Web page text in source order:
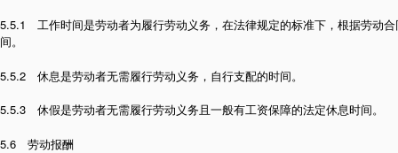
5.5.1 工作时间是劳动者为履行劳动义务，在法律规定的标准下，根据劳动
间。
5.5.2 休息是劳动者无需履行劳动义务，自行支配的时间。
5.5.3 休假是劳动者无需履行劳动义务且一般有工资保障的法定休息时间。
5.6 劳动报酬